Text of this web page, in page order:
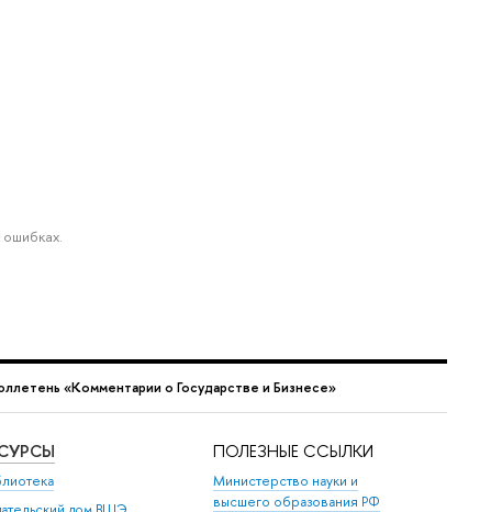
«Комментарии о Государстве и Бизнесе»
ПОЛЕЗНЫЕ ССЫЛКИ
Министерство науки и
высшего образования РФ